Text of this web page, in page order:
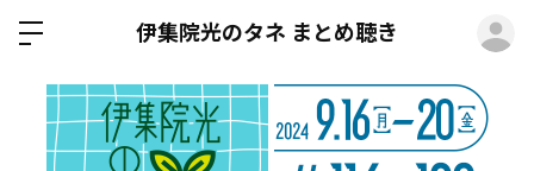
伊集院光のタネ まとめ聴き